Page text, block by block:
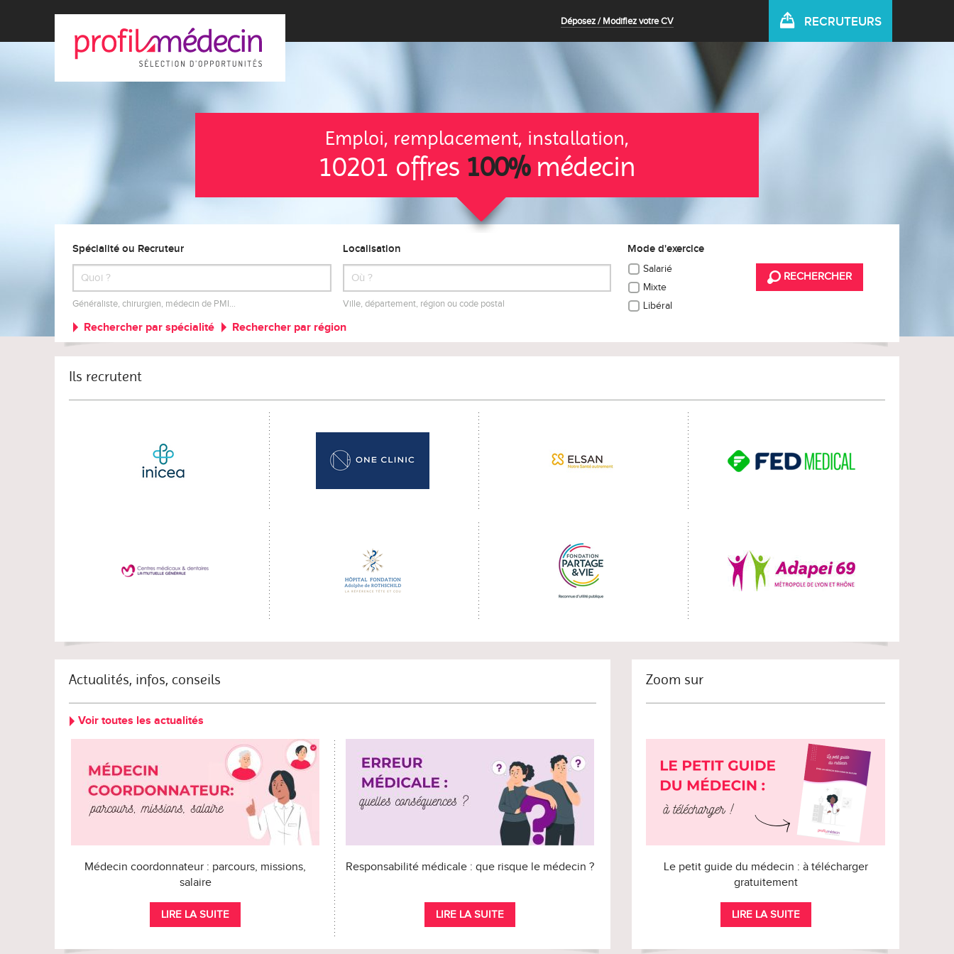
Déposez / Modifiez votre CV RECRUTEURS
Emploi, remplacement, installation,
10201 offres 100%médecin
Spécialité ou Recruteur
Généraliste, chirurgien, médecin de PMI…
Localisation
Ville, département, région ou code postal
Mode d'exercice
Salarié
Mixte
Libéral
RECHERCHER
Rechercher par spécialité Rechercher par région
Ils recrutent
Actualités, infos, conseils
Voir toutes les actualités
Médecin coordonnateur : parcours, missions,
salaire
LIRE LA SUITE
Responsabilité médicale : que risque le médecin ?
LIRE LA SUITE
Zoom sur
Le petit guide du médecin : à télécharger
gratuitement
LIRE LA SUITE